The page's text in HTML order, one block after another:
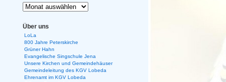
Über uns
LoLa
800 Jahre Peterskirche
Grüner Hahn
Evangelische Singschule Jena
Unsere Kirchen und Gemeindehäuser
Gemeindeleitung des KGV Lobeda
Ehrenamt im KGV Lobeda